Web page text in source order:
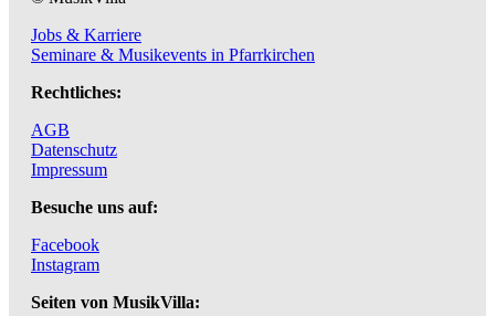
Jobs & Karriere
Seminare & Musikevents in Pfarrkirchen
Rechtliches:
AGB
Datenschutz
Impressum
Besuche uns auf:
Facebook
Instagram
Seiten von MusikVilla: